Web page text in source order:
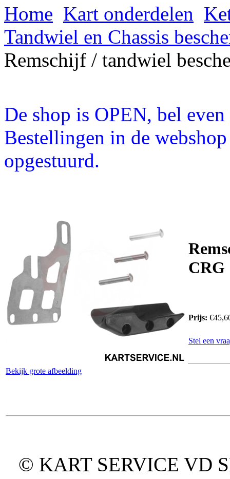
Home Kart onderdelen
Tandwiel en Chassis
Remschijf / tandwiel
De shop is OPEN, bel
Bestellingen in de
opgestuurd.
Bekijk grote afbeelding
CRG
Prijs:
Stel een
© KART SERVICE VD